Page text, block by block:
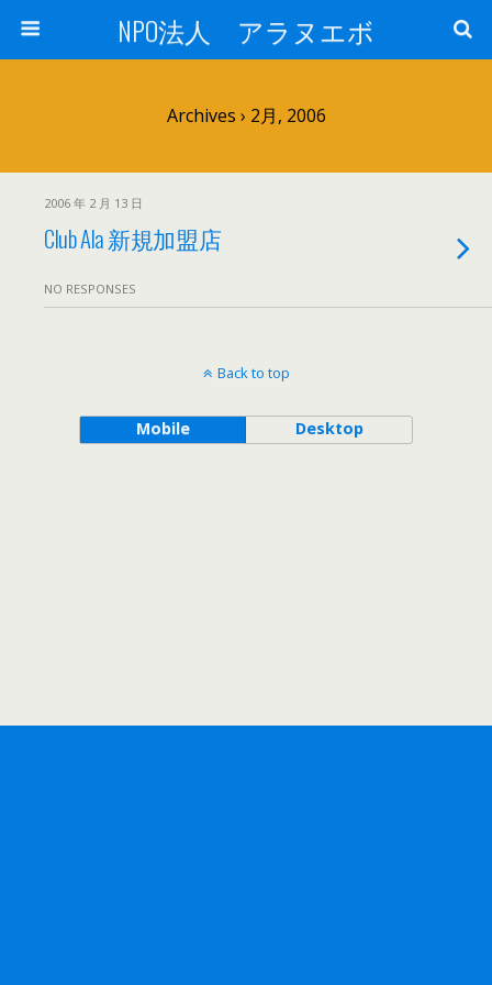
NPO法人 アラヌエボ
Archives › 2月, 2006
2006 年 2 月 13 日
Club Ala 新規加盟店
NO RESPONSES
Back to top
Mobile Desktop